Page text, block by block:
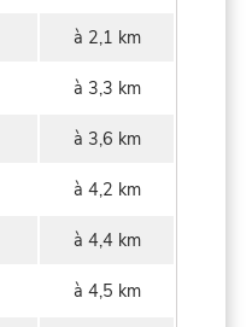
à 2,1 km
à 3,3 km
à 3,6 km
à 4,2 km
à 4,4 km
à 4,5 km